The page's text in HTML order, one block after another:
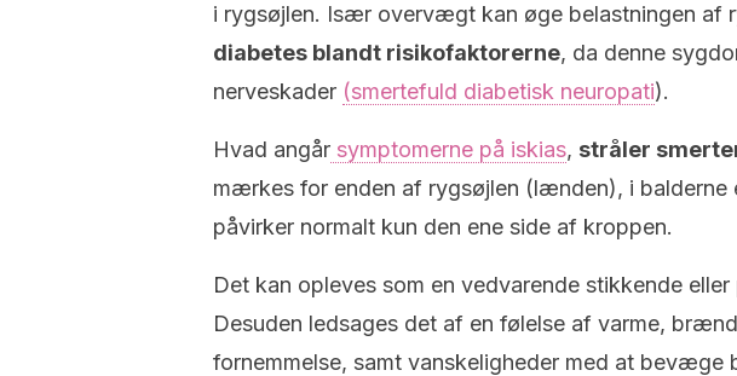
i rygsøjlen. Især overvægt kan øge belastningen af
diabetes blandt risikofaktorerne, da denne
nerveskader (smertefuld diabetisk neuropati).
Hvad angår symptomerne på iskias, stråler
mærkes for enden af rygsøjlen (lænden), i balderne
påvirker normalt kun den ene side af kroppen.
Det kan opleves som en vedvarende stikkende
Desuden ledsages det af en følelse af varme,
fornemmelse, samt vanskeligheder med at bevæge